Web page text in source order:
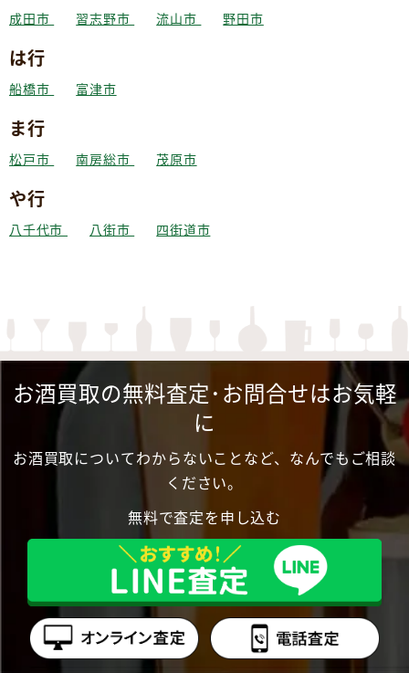
成田市 習志野市 流山市 野田市
は行
船橋市 富津市
ま行
松戸市 南房総市 茂原市
や行
八千代市 八街市 四街道市
お酒買取の無料査定･お問合せはお気軽
に
お酒買取についてわからないことなど、なんでもご相談
ください。
無料で査定を申し込む